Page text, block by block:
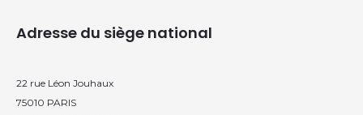
Adresse du siège national
22 rue Léon Jouhaux
75010 PARIS